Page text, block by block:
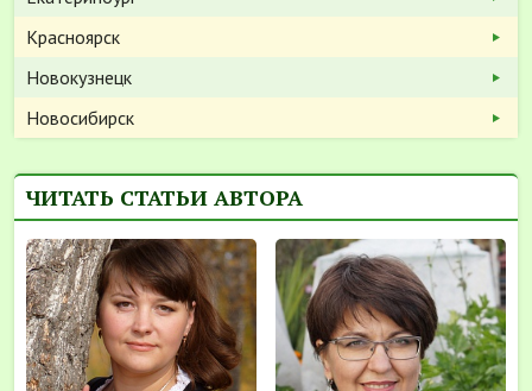
Красноярск
Новокузнецк
Новосибирск
ЧИТАТЬ СТАТЬИ АВТОРА